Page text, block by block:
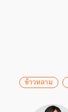
ข้าวหลาม